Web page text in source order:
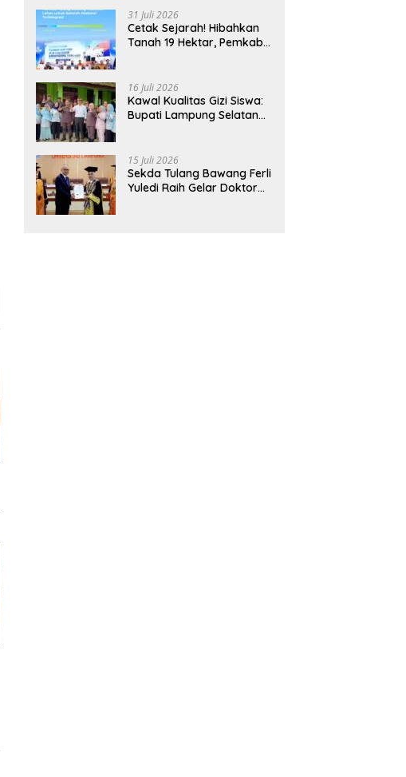
31 Juli 2026
Cetak Sejarah! Hibahkan
Tanah 19 Hektar, Pemkab
Terintegrasi Pertama di
Lampung
16 Juli 2026
Kawal Kualitas Gizi Siswa:
Bupati Lampung Selatan
Bergizi Gratis di Natar
15 Juli 2026
Sekda Tulang Bawang Ferli
Yuledi Raih Gelar Doktor